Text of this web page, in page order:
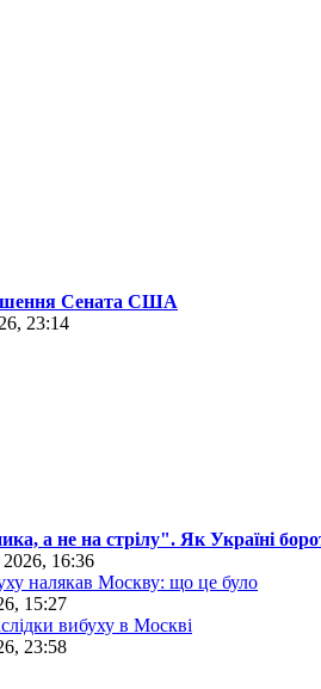
Сената США
23:14
а не на стрілу". Як Україні
16:36
налякав Москву: що це було
15:27
вибуху в Москві
23:58